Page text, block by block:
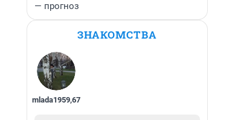
— прогноз
ЗНАКОМСТВА
mlada1959,67